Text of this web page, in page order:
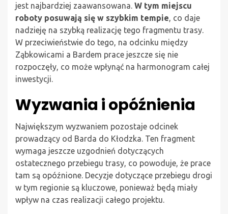
jest najbardziej zaawansowana. W tym miejscu
roboty posuwają się w szybkim tempie, co daje
nadzieję na szybką realizację tego fragmentu trasy.
W przeciwieństwie do tego, na odcinku między
Ząbkowicami a Bardem prace jeszcze się nie
rozpoczęły, co może wpłynąć na harmonogram całej
inwestycji.
Wyzwania i opóźnienia
Największym wyzwaniem pozostaje odcinek
prowadzący od Barda do Kłodzka. Ten fragment
wymaga jeszcze uzgodnień dotyczących
ostatecznego przebiegu trasy, co powoduje, że prace
tam są opóźnione. Decyzje dotyczące przebiegu drogi
w tym regionie są kluczowe, ponieważ będą miały
wpływ na czas realizacji całego projektu.